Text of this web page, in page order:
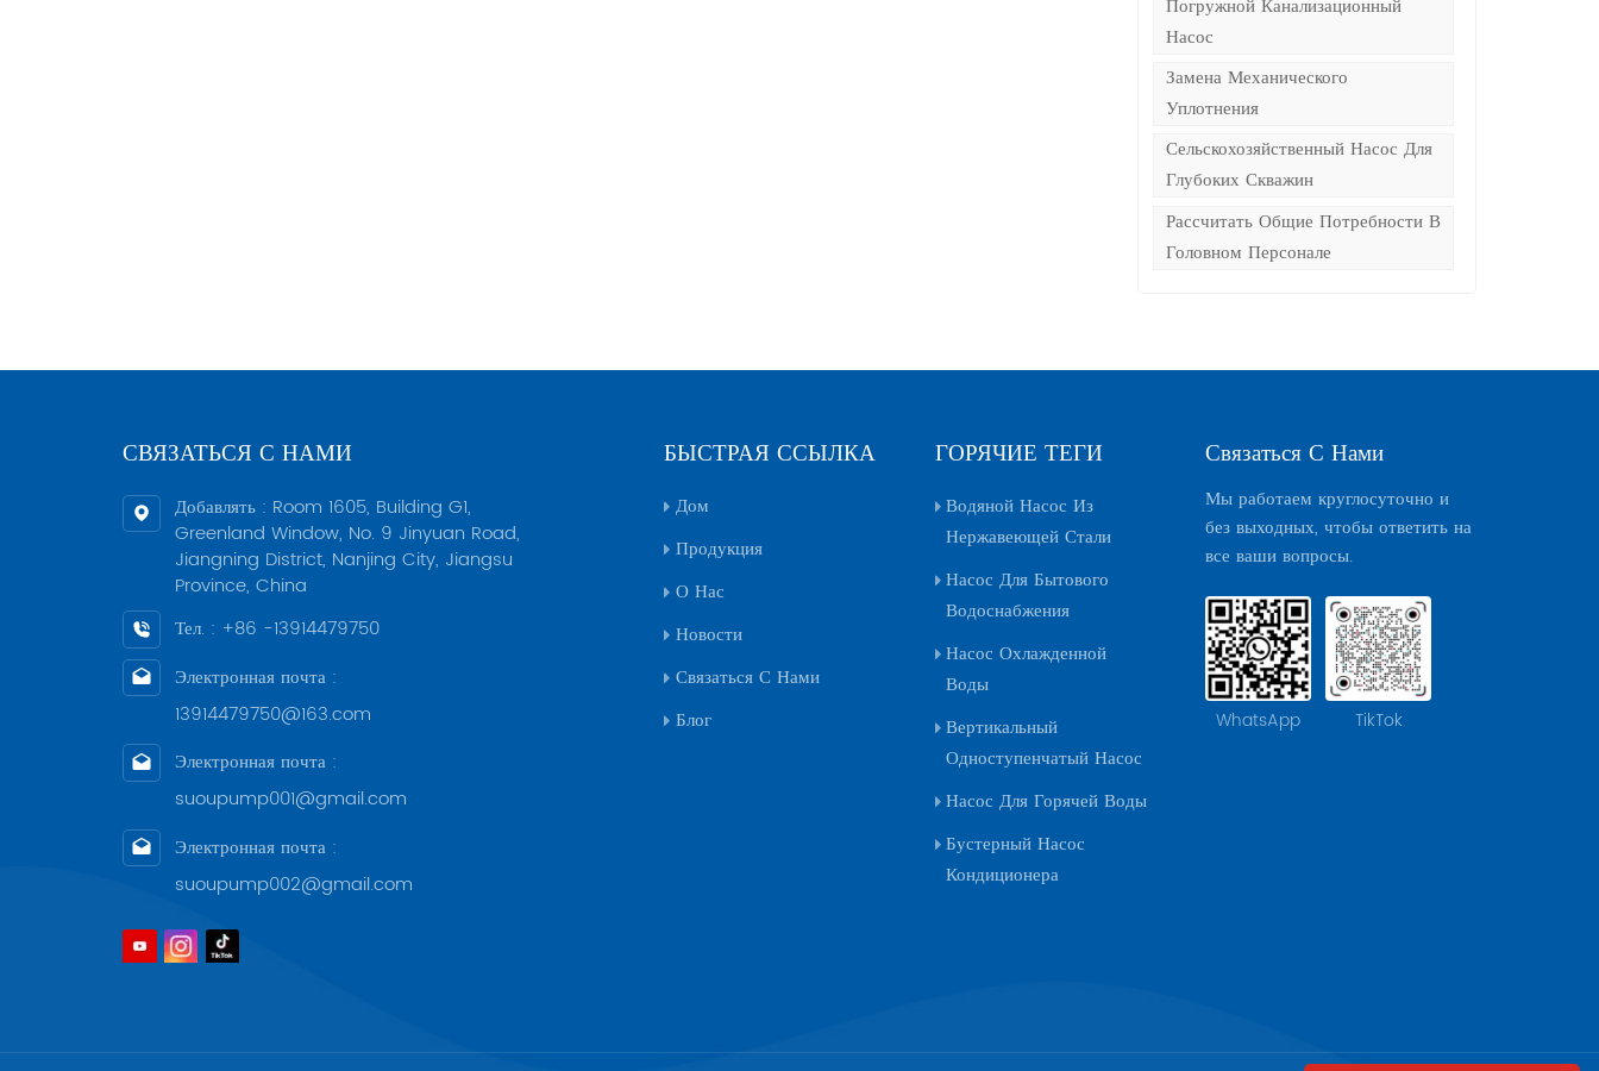
Погружной Канализационный
Насос
Замена Механического
Уплотнения
Сельскохозяйственный Насос Для
Глубоких Скважин
Рассчитать Общие Потребности В
Головном Персонале
СВЯЗАТЬСЯ С НАМИ
Добавлять : Room 1605, Building G1,
Greenland Window, No. 9 Jinyuan Road,
Jiangning District, Nanjing City, Jiangsu
Province, China
Тел. : +86 -13914479750
Электронная почта :
13914479750@163.com
Электронная почта :
suoupump001@gmail.com
Электронная почта :
suoupump002@gmail.com
БЫСТРАЯ ССЫЛКА
Дом
Продукция
О Нас
Новости
Связаться С Нами
Блог
ГОРЯЧИЕ ТЕГИ
Водяной Насос Из
Нержавеющей Стали
Насос Для Бытового
Водоснабжения
Насос Охлажденной
Воды
Вертикальный
Одноступенчатый Насос
Насос Для Горячей Воды
Бустерный Насос
Кондиционера
Связаться С Нами
Мы работаем круглосуточно и
без выходных, чтобы ответить на
все ваши вопросы.
WhatsApp TikTok